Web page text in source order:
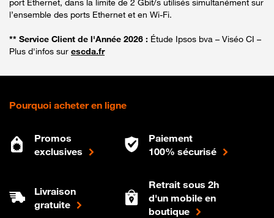
l’ensemble des ports Ethernet et en Wi-Fi.
** Service Client de l'Année 2026 : Étude Ipsos bva – Viséo CI –
Plus d'infos sur escda.fr
Pourquoi acheter en ligne
Promos
exclusives
Paiement
100% sécurisé
Livraison
gratuite
Retrait sous 2h
d'un mobile en
boutique